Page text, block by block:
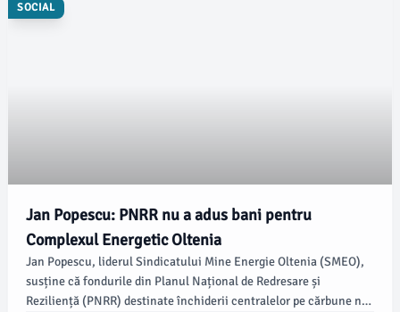
SOCIAL
Jan Popescu: PNRR nu a adus bani pentru
Complexul Energetic Oltenia
Jan Popescu, liderul Sindicatului Mine Energie Oltenia (SMEO),
susține că fondurile din Planul Național de Redresare și
Reziliență (PNRR) destinate închiderii centralelor pe cărbune nu